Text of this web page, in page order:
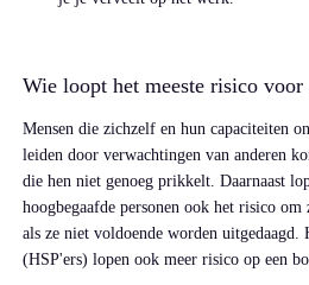
Wie loopt het meeste risico voor
Mensen die zichzelf en hun capaciteiten
leiden door verwachtingen van anderen
die hen niet genoeg prikkelt. Daarnaast
hoogbegaafde personen ook het risico
als ze niet voldoende worden uitgedaagd.
(HSP'ers) lopen ook meer risico op een